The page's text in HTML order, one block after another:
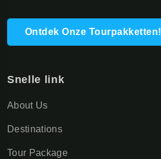
Ontdek Onze Tourpakketten!
Snelle link
About Us
Destinations
Tour Package